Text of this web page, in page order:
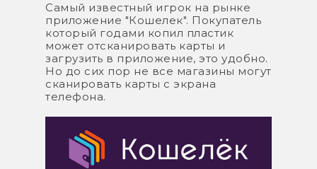
Самый известный игрок на рынке
приложение "Кошелек". Покупатель
который годами копил пластик
может отсканировать карты и
загрузить в приложение, это удобно.
Но до сих пор не все магазины могут
сканировать карты с экрана
телефона.